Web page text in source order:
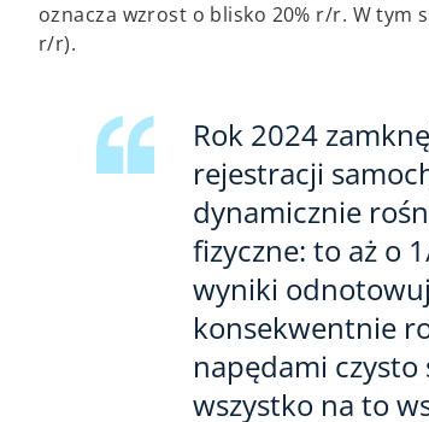
oznacza wzrost o blisko 20% r/r. W tym
r/r).
Rok 2024
rejestracji
dynamicznie
fizyczne: to aż o
wyniki
konsekwentnie
napędami
wszystko na to